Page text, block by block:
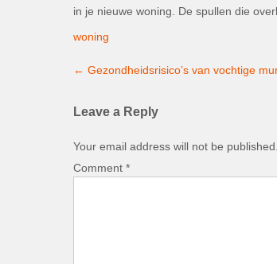
in je nieuwe woning. De spullen die
woning
navigation
← Gezondheidsrisico’s van vochtige
Leave a Reply
Your email address will not be published.
Comment *